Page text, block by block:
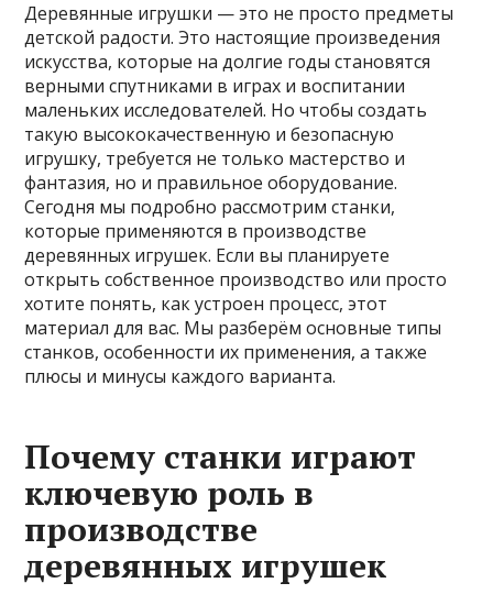
Деревянные игрушки — это не просто предметы
детской радости. Это настоящие произведения
искусства, которые на долгие годы становятся
верными спутниками в играх и воспитании
маленьких исследователей. Но чтобы создать
такую высококачественную и безопасную
игрушку, требуется не только мастерство и
фантазия, но и правильное оборудование.
Сегодня мы подробно рассмотрим станки,
которые применяются в производстве
деревянных игрушек. Если вы планируете
открыть собственное производство или просто
хотите понять, как устроен процесс, этот
материал для вас. Мы разберём основные типы
станков, особенности их применения, а также
плюсы и минусы каждого варианта.
Почему станки играют
ключевую роль в
производстве
деревянных игрушек